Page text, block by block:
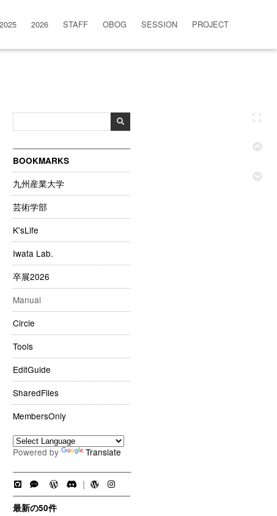
2025 2026 STAFF OBOG SESSION PROJECT
BOOKMARKS
九州産業大学
芸術学部
K'sLife
Iwata Lab.
卒展2026
Manual
Circle
Tools
EditGuide
SharedFiles
MembersOnly
Powered by Translate
｜
最新の50件